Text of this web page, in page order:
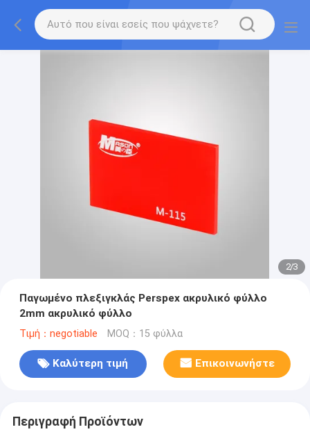
2/3
Παγωμένο πλεξιγκλάς Perspex ακρυλικό φύλλο
2mm ακρυλικό φύλλο
Τιμή：negotiable MOQ：15 φύλλα
Καλύτερη τιμή Επικοινωνήστε
Περιγραφή Προϊόντων